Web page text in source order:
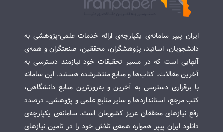
ایران پیپر سامانه‌ی یکپارچه‌ی ارائه خدمات علمی-پژوهشی به
دانشجویان، اساتید، پژوهشگران، محققین، صنعتگران و همه‌ی
آنهایی است که در مسیر تحقیقات خود نیازمند دسترسی به
آخرین مقالات، کتاب‌ها و منابع منتشرشده هستند. این سامانه
با برقراری دسترسی به آخرین و به‌روزترین منابع دانشگاهی،
کتب مرجع، استانداردها و سایر منابع علمی و پژوهشی، درصدد
رفع نیازهای محققان عزیز کشورمان است. سامانه‌ی یکپارچه‌ی
دانلود ایران پیپر همواره همه‌ی تلاش خود را در تامین نیازهای